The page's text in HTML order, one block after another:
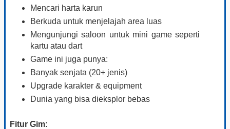
Mencari harta karun
Berkuda untuk menjelajah area luas
Mengunjungi saloon untuk mini game seperti
kartu atau dart
Game ini juga punya:
Banyak senjata (20+ jenis)
Upgrade karakter & equipment
Dunia yang bisa dieksplor bebas
Fitur Gim: